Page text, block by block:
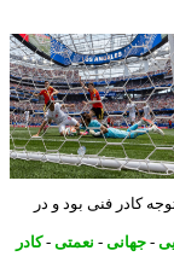
فنی بود و در
جهانی-نعمتی-کادر